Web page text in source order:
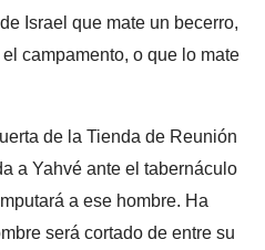
Israel que mate un becerro,
campamento, o que lo mate
de la Tienda de Reunión
a Yahvé ante el tabernáculo
a ese hombre. Ha
será cortado de entre su